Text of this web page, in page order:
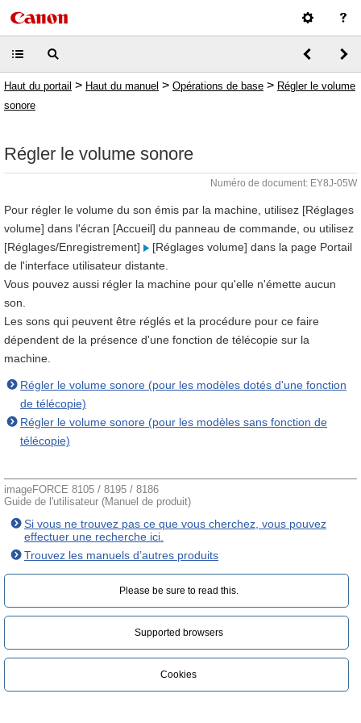
Haut du portail > Haut du manuel > Opérations de base > Régler le volume
sonore
Régler le volume sonore
Numéro de document: EY8J-05W
Pour régler le volume du son émis par la machine, utilisez [Réglages
volume] dans l'écran [Accueil] du panneau de commande, ou utilisez
[Réglages/Enregistrement]
[Réglages volume] dans la page Portail
de l'interface utilisateur distante.
Vous pouvez aussi régler la machine pour qu'elle n'émette aucun
son.
Les sons qui peuvent être réglés et la procédure pour ce faire
dépendent de la présence d'une fonction de télécopie sur la
machine.
Régler le volume sonore (pour les modèles dotés d'une fonction
de télécopie)
Régler le volume sonore (pour les modèles sans fonction de
télécopie)
imageFORCE 8105 / 8195 / 8186
Guide de l'utilisateur (Manuel de produit)
Si vous ne trouvez pas ce que vous cherchez, vous pouvez
effectuer une recherche ici.
Trouvez les manuels d’autres produits
Please be sure to read this.‎
Supported browsers
Cookies